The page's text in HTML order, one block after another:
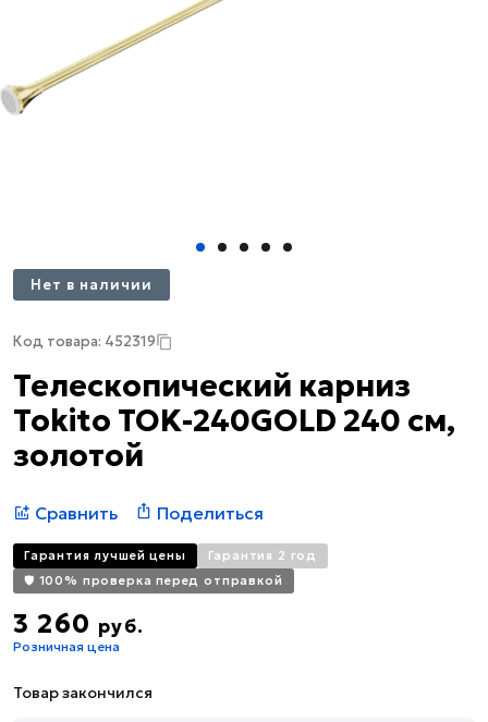
Нет в наличии
Код товара: 452319
Телескопический карниз
Tokito TOK-240GOLD 240 см,
золотой
Сравнить Поделиться
Гарантия лучшей цены
Гарантия 2 год
🛡️ 100% проверка перед отправкой
3 260 руб.
Розничная цена
Товар закончился